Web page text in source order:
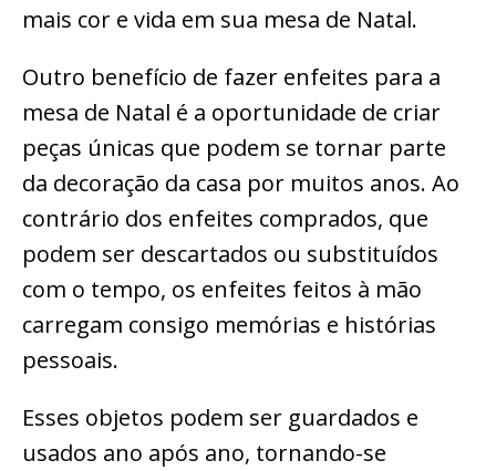
mais cor e vida em sua mesa de Natal.
Outro benefício de fazer enfeites para a
mesa de Natal é a oportunidade de criar
peças únicas que podem se tornar parte
da decoração da casa por muitos anos. Ao
contrário dos enfeites comprados, que
podem ser descartados ou substituídos
com o tempo, os enfeites feitos à mão
carregam consigo memórias e histórias
pessoais.
Esses objetos podem ser guardados e
usados ano após ano, tornando-se